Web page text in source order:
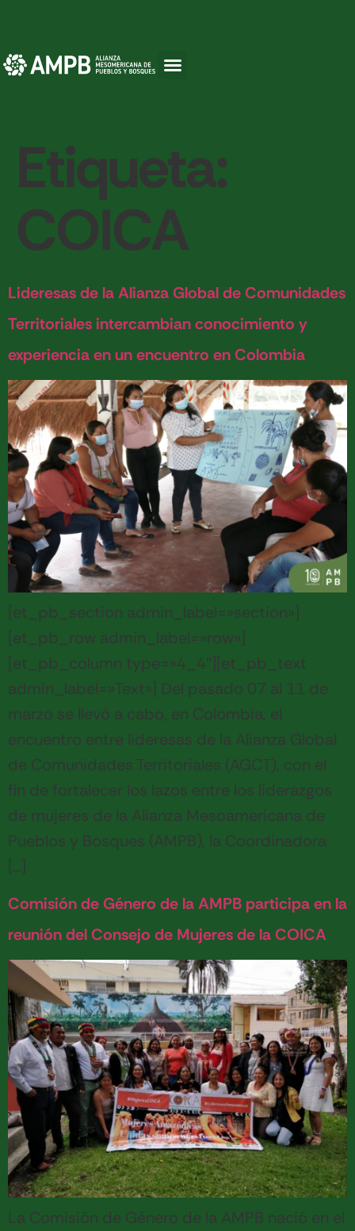
Etiqueta:
COICA
Lideresas de la Alianza Global de Comunidades
Territoriales intercambian conocimiento y
experiencia en un encuentro en Colombia
[et_pb_section admin_label=»section»]
[et_pb_row admin_label=»row»]
[et_pb_column type=»4_4″][et_pb_text
admin_label=»Text»] Del pasado 07 al 11 de
marzo se llevó a cabo, en Colombia, el
encuentro entre lideresas de la Alianza Global
de Comunidades Territoriales (AGCT), con el
fin de fortalecer los lazos entre los liderazgos
de mujeres de la Alianza Mesoamericana de
Pueblos y Bosques (AMPB), la Coordinadora
[…]
Comisión de Género de la AMPB participa en la
reunión del Consejo de Mujeres de la COICA
La Comisión de Género de la AMPB nació en el